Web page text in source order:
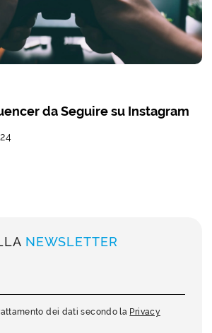
da Seguire su Instagram
NEWSLETTER
dei dati secondo la Privacy